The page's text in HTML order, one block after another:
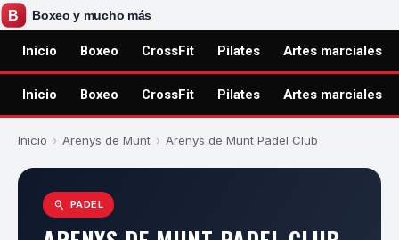
Inicio Boxeo CrossFit Pilates Artes marciales
Inicio Boxeo CrossFit Pilates Artes marciales
Inicio › Arenys de Munt › Arenys de Munt Padel Club
PADEL